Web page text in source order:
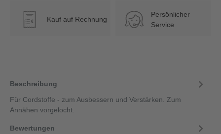
€ Kauf auf Rechnung
Persönlicher
Service
Beschreibung
Für Cordstoffe - zum Ausbessern und Verstärken. Zum
Annähen vorgelocht.
Bewertungen